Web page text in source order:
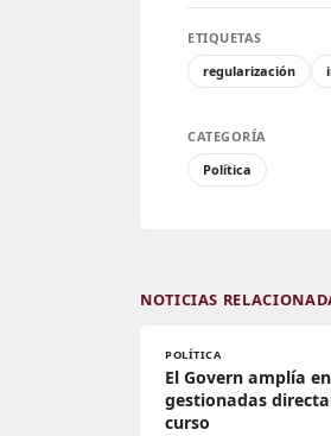
ETIQUETAS
regularización
CATEGORÍA
Política
NOTICIAS
POLÍTICA
El Govern amplía
gestionadas
curso